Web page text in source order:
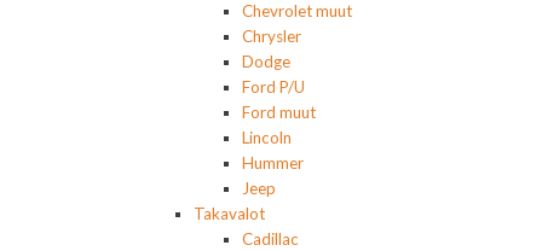
Chevrolet muut
Chrysler
Dodge
Ford P/U
Ford muut
Lincoln
Hummer
Jeep
Takavalot
Cadillac